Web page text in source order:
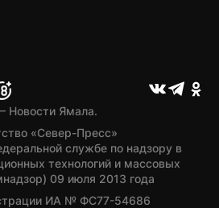
Новости Ямала.
«Север-Пресс»
службе по надзору в
технологий и массовых
09 июля 2013 года
ИА № ФС77-54686